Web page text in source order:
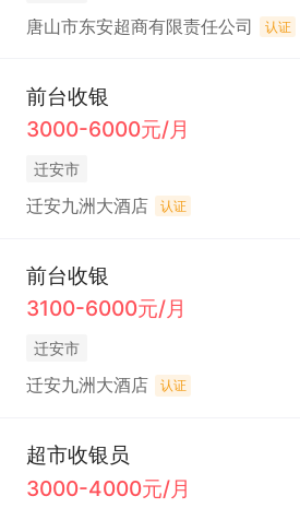
唐山市东安超商有限责任公司 认证
前台收银
3000-6000元/月
迁安市
迁安九洲大酒店 认证
前台收银
3100-6000元/月
迁安市
迁安九洲大酒店 认证
超市收银员
3000-4000元/月